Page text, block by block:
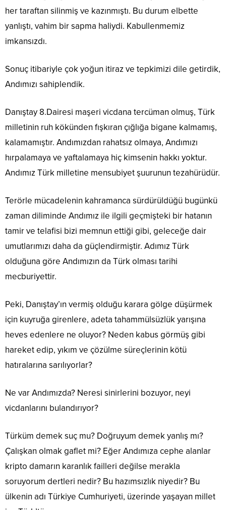
her taraftan silinmiş ve kazınmıştı. Bu durum elbette
yanlıştı, vahim bir sapma haliydi. Kabullenmemiz
imkansızdı.
Sonuç itibariyle çok yoğun itiraz ve tepkimizi dile getirdik,
Andımızı sahiplendik.
Danıştay 8.Dairesi maşeri vicdana tercüman olmuş, Türk
milletinin ruh kökünden fışkıran çığlığa bigane kalmamış,
kalamamıştır. Andımızdan rahatsız olmaya, Andımızı
hırpalamaya ve yaftalamaya hiç kimsenin hakkı yoktur.
Andımız Türk milletine mensubiyet şuurunun tezahürüdür.
Terörle mücadelenin kahramanca sürdürüldüğü bugünkü
zaman diliminde Andımız ile ilgili geçmişteki bir hatanın
tamir ve telafisi bizi memnun ettiği gibi, geleceğe dair
umutlarımızı daha da güçlendirmiştir. Adımız Türk
olduğuna göre Andımızın da Türk olması tarihi
mecburiyettir.
Peki, Danıştay’ın vermiş olduğu karara gölge düşürmek
için kuyruğa girenlere, adeta tahammülsüzlük yarışına
heves edenlere ne oluyor? Neden kabus görmüş gibi
hareket edip, yıkım ve çözülme süreçlerinin kötü
hatıralarına sarılıyorlar?
Ne var Andımızda? Neresi sinirlerini bozuyor, neyi
vicdanlarını bulandırıyor?
Türküm demek suç mu? Doğruyum demek yanlış mı?
Çalışkan olmak gaflet mi? Eğer Andımıza cephe alanlar
kripto damarın karanlık failleri değilse merakla
soruyorum dertleri nedir? Bu hazımsızlık niyedir? Bu
ülkenin adı Türkiye Cumhuriyeti, üzerinde yaşayan millet